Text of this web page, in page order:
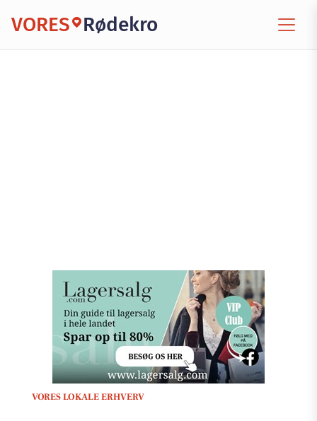
VORES Rødekro
VORES LOKALE ERHVERV